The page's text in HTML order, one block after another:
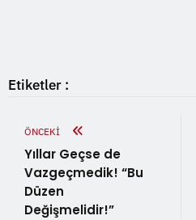
Etiketler :
ÖNCEKI
Yıllar Geçse de
Vazgeçmedik! “Bu
Düzen
Değişmelidir!”